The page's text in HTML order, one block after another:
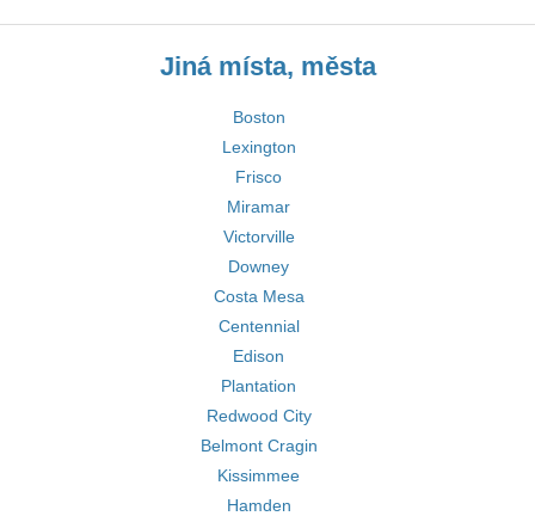
Jiná místa, města
Boston
Lexington
Frisco
Miramar
Victorville
Downey
Costa Mesa
Centennial
Edison
Plantation
Redwood City
Belmont Cragin
Kissimmee
Hamden